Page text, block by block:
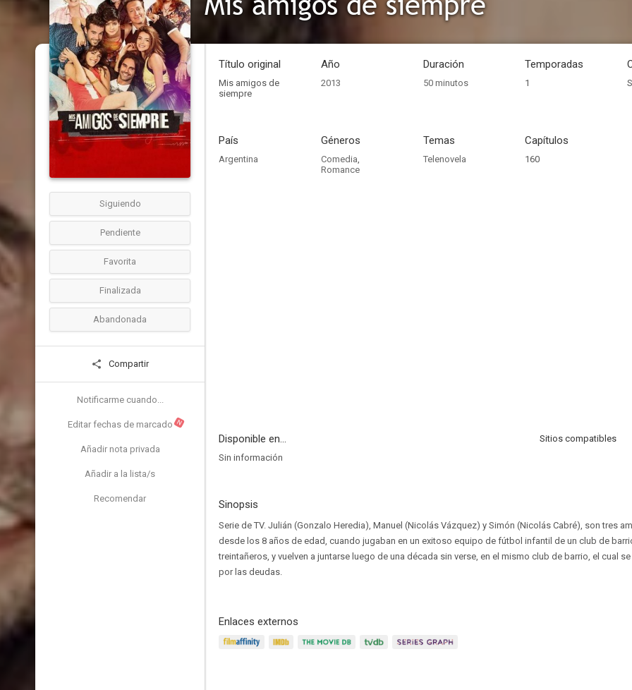
Siguiendo
Pendiente
Favorita
Finalizada
Abandonada
Compartir
Notificarme cuando...
Editar fechas de marcado N
Añadir nota privada
Añadir a la lista/s
Recomendar
Título original
Mis amigos de
siempre
Año
2013
Duración
50 minutos
Temporadas
1
País
Argentina
Géneros
Comedia,
Romance
Temas
Telenovela
Capítulos
160
Disponible en...
Sitios compatibles
Sin información
Sinopsis
Serie de TV. Julián (Gonzalo Heredia), Manuel (Nicolás Vázquez) y Simón (Nicolás Cabré), son tres
desde los 8 años de edad, cuando jugaban en un exitoso equipo de fútbol infantil de un club de
treintañeros, y vuelven a juntarse luego de una década sin verse, en el mismo club de barrio, el cual
por las deudas.
Enlaces externos